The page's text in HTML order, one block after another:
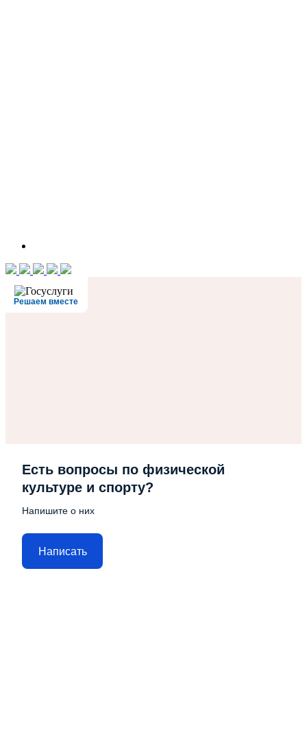
Решаем вместе
Есть вопросы по физической
культуре и спорту?
Напишите о них
Написать